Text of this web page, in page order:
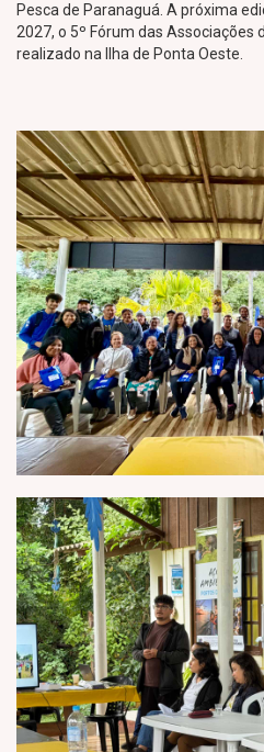
Pesca de Paranaguá. A próxima
2027, o 5º Fórum das Associações
realizado na Ilha de Ponta Oeste.